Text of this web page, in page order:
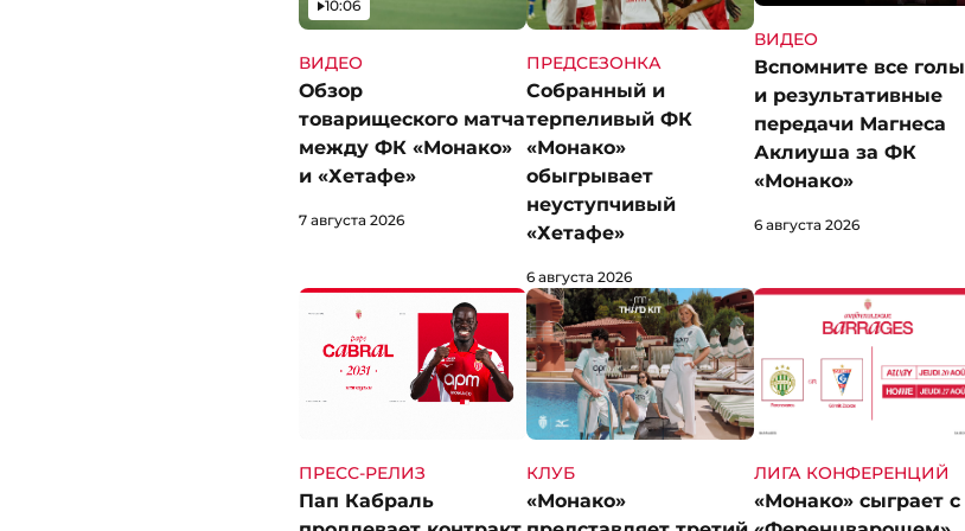
ВИДЕО
Обзор
товарищеского матча
между ФК «Монако»
и «Хетафе»
Видео
10:06
7 августа 2026
ПРЕДСЕЗОНКА
Собранный и
терпеливый ФК
«Монако»
обыгрывает
неуступчивый
«Хетафе»
6 августа 2026
ВИДЕО
Вспомните все голы
и результативные
передачи Магнеса
Аклиуша за ФК
«Монако»
6 августа 2026
ПРЕСС-РЕЛИЗ
Пап Кабраль
КЛУБ
«Монако»
ЛИГА КОНФЕРЕНЦИЙ
«Монако» сыграет с